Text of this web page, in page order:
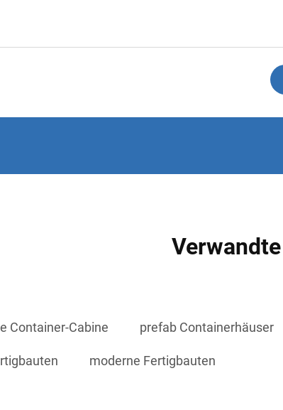
Container-Cabine prefab Containerhäuser
moderne Fertigbauten